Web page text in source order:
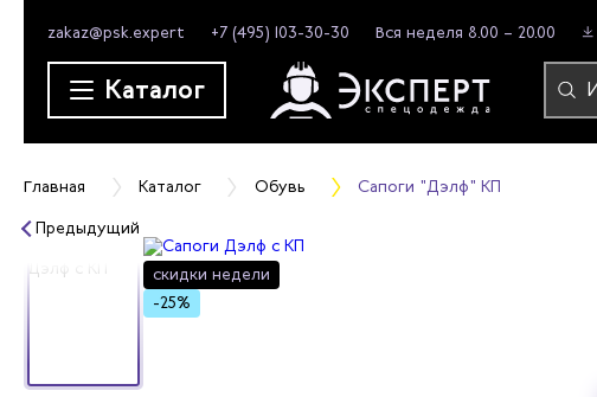
zakaz@psk.expert +7 (495) 103-30-30 Вся неделя 8.00 – 20.00
Каталог
Главная Каталог Обувь
Сапоги "Дэлф" КП
Предыдущий
скидки недели
-25%